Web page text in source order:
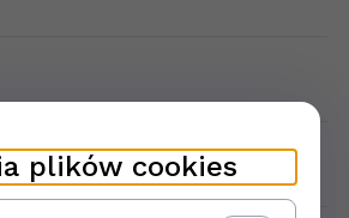
plików cookies